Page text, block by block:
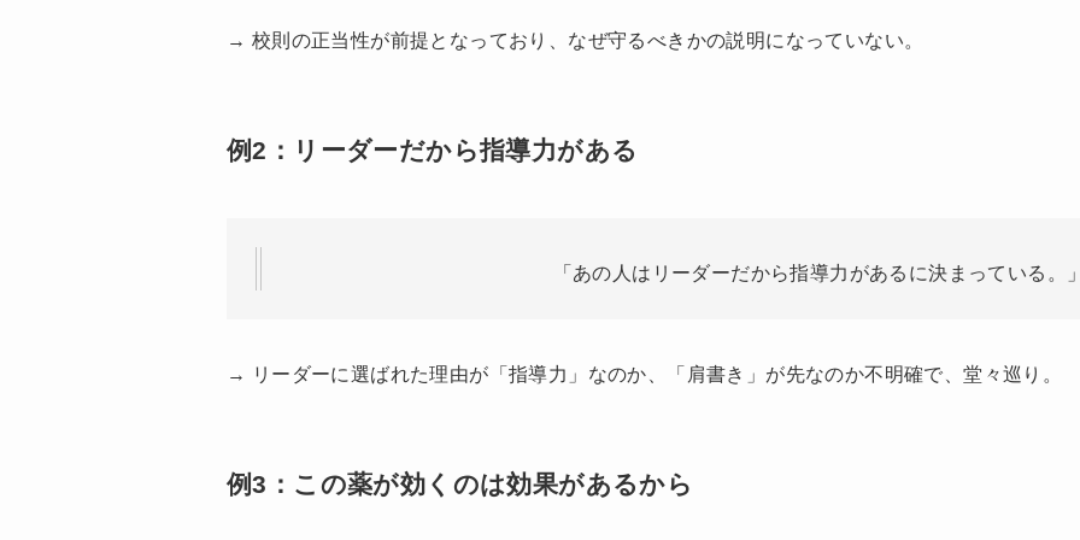
→ 校則の正当性が前提となっており、なぜ守るべきかの説明になっていない。
例2：リーダーだから指導力がある
「あの人はリーダーだから指導力があるに決まっている。
→ リーダーに選ばれた理由が「指導力」なのか、「肩書き」が先なのか不明確で、堂々巡り。
例3：この薬が効くのは効果があるから